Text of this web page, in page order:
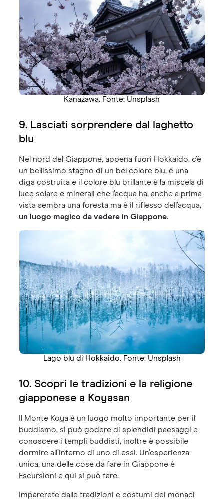
Kanazawa. Fonte: Unsplash
9. Lasciati sorprendere dal laghetto
blu
Nel nord del Giappone, appena fuori Hokkaido, c’è
un bellissimo stagno di un bel colore blu, è una
diga costruita e il colore blu brillante è la miscela di
luce solare e minerali che l’acqua ha, anche a prima
vista sembra una foresta ma è il riflesso dell’acqua,
un luogo magico da vedere in Giappone.
Lago blu di Hokkaido. Fonte: Unsplash
10. Scopri le tradizioni e la religione
giapponese a Koyasan
Il Monte Koya è un luogo molto importante per il
buddismo, si può godere di splendidi paesaggi e
conoscere i templi buddisti, inoltre è possibile
dormire all’interno di uno di essi. Un’esperienza
unica, una delle cose da fare in Giappone è
Escursioni e qui si può fare.
Imparerete dalle tradizioni e costumi dei monaci